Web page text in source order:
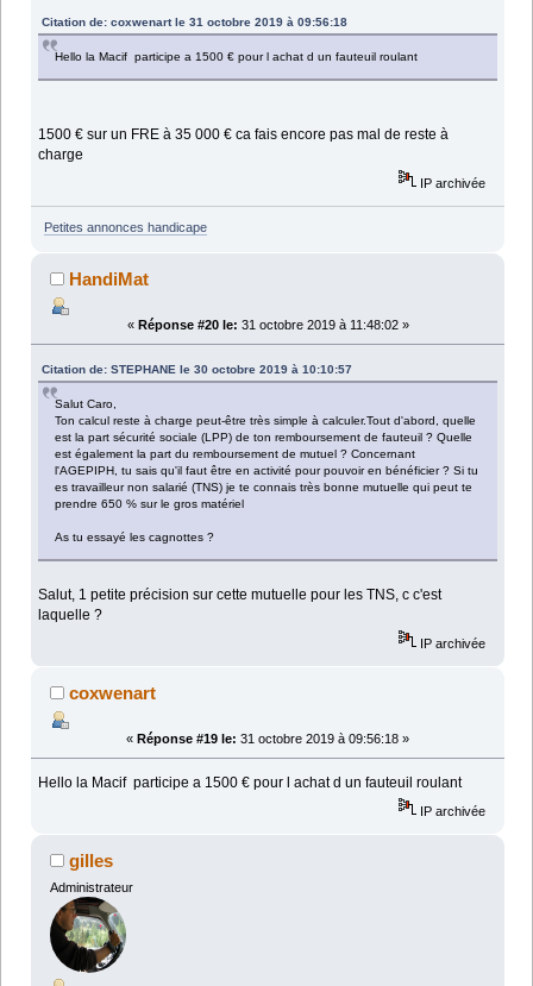
Citation de: coxwenart le 31 octobre 2019 à 09:56:18
Hello la Macif participe a 1500 € pour l achat d un fauteuil roulant
1500 € sur un FRE à 35 000 € ca fais encore pas mal de reste à
charge
IP archivée
Petites annonces handicape
HandiMat
« Réponse #20 le: 31 octobre 2019 à 11:48:02 »
Citation de: STEPHANE le 30 octobre 2019 à 10:10:57
Salut Caro,
Ton calcul reste à charge peut-être très simple à calculer.Tout d'abord, quelle
est la part sécurité sociale (LPP) de ton remboursement de fauteuil ? Quelle
est également la part du remboursement de mutuel ? Concernant
l'AGEPIPH, tu sais qu'il faut être en activité pour pouvoir en bénéficier ? Si tu
es travailleur non salarié (TNS) je te connais très bonne mutuelle qui peut te
prendre 650 % sur le gros matériel
As tu essayé les cagnottes ?
Salut, 1 petite précision sur cette mutuelle pour les TNS, c c'est
laquelle ?
IP archivée
coxwenart
« Réponse #19 le: 31 octobre 2019 à 09:56:18 »
Hello la Macif participe a 1500 € pour l achat d un fauteuil roulant
IP archivée
gilles
Administrateur